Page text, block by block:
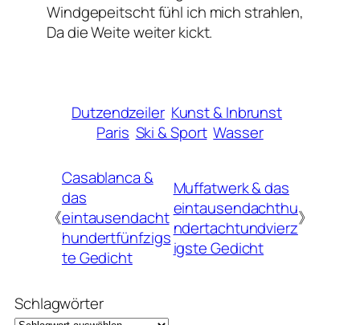
Windgepeitscht fühl ich mich strahlen,
Da die Weite weiter kickt.
Dutzendzeiler Kunst & Inbrunst
Paris Ski & Sport Wasser
《
Casablanca &
das
eintausendacht
hundertfünfzigs
te Gedicht
Muffatwerk & das
eintausendachthu
ndertachtundvierz
igste Gedicht
》
Schlagwörter